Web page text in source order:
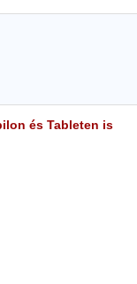
és Tableten is